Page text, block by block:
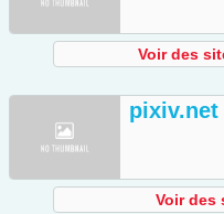
Voir des
pixiv.net
Voir des